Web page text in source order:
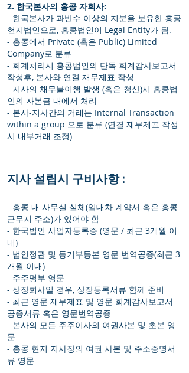
2. 한국본사의 홍콩 자회사:
- 한국본사가 과반수 이상의 지분을 보유한 홍콩
현지법인으로, 홍콩법인이 Legal Entity가 됨.
- 홍콩에서 Private (혹은 Public) Limited
Company로 분류
- 회계처리시 홍콩법인의 단독 회계감사보고서
작성후, 본사와 연결 재무제표 작성
- 지사의 채무불이행 발생 (혹은 청산)시 홍콩법
인의 자본금 내에서 처리
- 본사-지사간의 거래는 Internal Transaction
within a group 으로 분류 (연결 재무제표 작성
시 내부거래 조정)
지사 설립시 구비사항 :
- 홍콩 내 사무실 실체(임대차 계약서 혹은 홍콩
근무지 주소)가 있어야 함
- 한국법인 사업자등록증 (영문 / 최근 3개월 이
내)
- 법인정관 및 등기부등본 영문 번역공증(최근 3
개월 이내)
- 주주명부 영문
- 상장회사일 경우, 상장등록서류 함께 준비
- 최근 영문 재무제표 및 영문 회계감사보고서
공증서류 혹은 영문번역공증
- 본사의 모든 주주이사의 여권사본 및 초본 영
문
- 홍콩 현지 지사장의 여권 사본 및 주소증명서
류 영문